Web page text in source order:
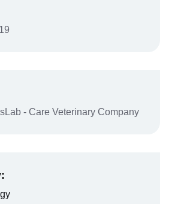
- Care Veterinary Company